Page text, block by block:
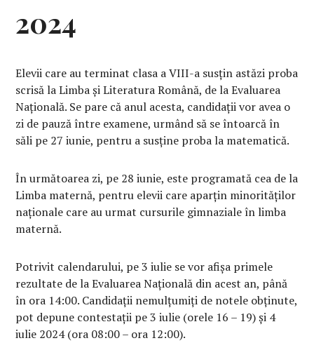
2024
Elevii care au terminat clasa a VIII-a susțin astăzi proba
scrisă la Limba și Literatura Română, de la Evaluarea
Națională. Se pare că anul acesta, candidații vor avea o
zi de pauză între examene, urmând să se întoarcă în
săli pe 27 iunie, pentru a susține proba la matematică.
În următoarea zi, pe 28 iunie, este programată cea de la
Limba maternă, pentru elevii care aparțin minorităților
naționale care au urmat cursurile gimnaziale în limba
maternă.
Potrivit calendarului, pe 3 iulie se vor afișa primele
rezultate de la Evaluarea Națională din acest an, până
în ora 14:00. Candidații nemulțumiți de notele obținute,
pot depune contestații pe 3 iulie (orele 16 – 19) și 4
iulie 2024 (ora 08:00 – ora 12:00).